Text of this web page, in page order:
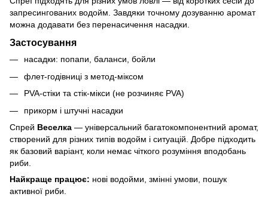
запресингованих водойм. Завдяки точному дозуванню аромат
можна додавати без перенасичення насадки.
Застосування
насадки: попапи, баланси, бойли
флет-годівниці з метод-міксом
PVA-стіки та стік-мікси (не розчиняє PVA)
прикорм і штучні насадки
Спрей Веселка — універсальний багатокомпонентний аромат,
створений для різних типів водойм і ситуацій. Добре підходить
як базовий варіант, коли немає чіткого розуміння вподобань
риби.
Найкраще працює: нові водойми, змінні умови, пошук
активної риби.